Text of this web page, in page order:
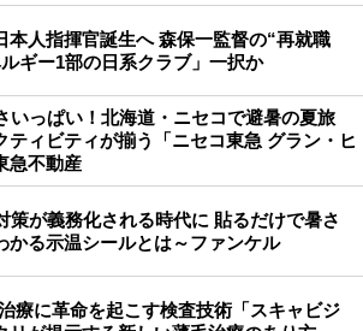
本人指揮官誕生へ 森保一監督の“再就職
ギー1部の日系クラブ」一択か
いっぱい！北海道・ニセコで避暑の夏旅
ティビティが揃う「ニセコ東急 グラン・ヒ
急不動産
策が義務化される時代に 貼るだけで暑さ
かる示温シールとは～ファンケル
療に革命を起こす検査技術「スキャビジ